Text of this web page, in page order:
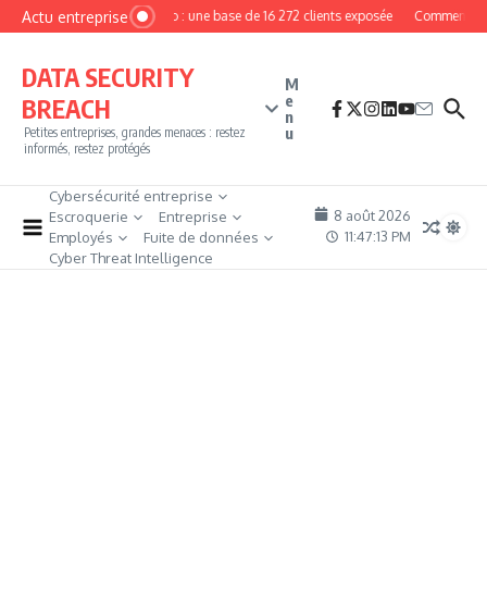
Aller au contenu
Actu entrepriseMyPhoto : une base de 16 272 clients exposée Comment
DATA SECURITY
BREACH
Petites entreprises, grandes menaces : restez
informés, restez protégés
M
e
n
u
Cybersécurité entreprise
Escroquerie
Entreprise
Employés
Fuite de données
Cyber Threat Intelligence
8 août 2026
11:47:14 PM